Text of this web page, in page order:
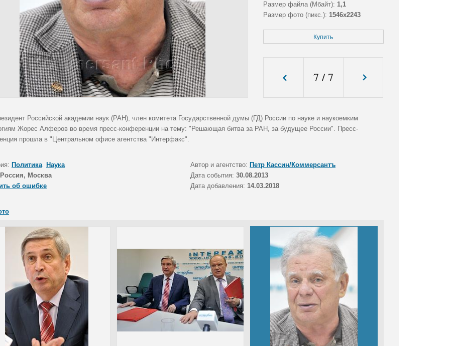
Размер файла (Мбайт): 1,1
Размер фото (пикс.): 1546x2243
Купить
7 /7
Российской академии наук (РАН), член комитета Государственной думы (ГД) России по науке и наукоемким
Жорес Алферов во время пресс-конференции на тему: "Решающая битва за РАН, за будущее России". Пресс-
прошла в "Центральном офисе агентства "Интерфакс".
Политика Наука Автор и агентство: Петр Кассин/Коммерсантъ
Россия, Москва Дата события: 30.08.2013
об ошибке
Дата добавления: 14.03.2018